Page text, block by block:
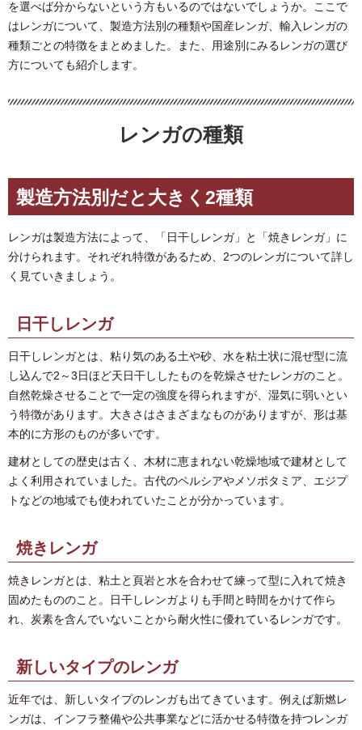
を選べば分からないという方もいるのではないでしょうか。ここで
はレンガについて、製造方法別の種類や国産レンガ、輸入レンガの
種類ごとの特徴をまとめました。また、用途別にみるレンガの選び
方についても紹介します。
レンガの種類
製造方法別だと大きく2種類
レンガは製造方法によって、「日干しレンガ」と「焼きレンガ」に
分けられます。それぞれ特徴があるため、2つのレンガについて詳し
く見ていきましょう。
日干しレンガ
日干しレンガとは、粘り気のある土や砂、水を粘土状に混ぜ型に流
し込んで2～3日ほど天日干ししたものを乾燥させたレンガのこと。
自然乾燥させることで一定の強度を得られますが、湿気に弱いとい
う特徴があります。大きさはさまざまなものがありますが、形は基
本的に方形のものが多いです。
建材としての歴史は古く、木材に恵まれない乾燥地域で建材として
よく利用されていました。古代のペルシアやメソポタミア、エジプ
トなどの地域でも使われていたことが分かっています。
焼きレンガ
焼きレンガとは、粘土と頁岩と水を合わせて練って型に入れて焼き
固めたもののこと。日干しレンガよりも手間と時間をかけて作ら
れ、炭素を含んでいないことから耐火性に優れているレンガです。
新しいタイプのレンガ
近年では、新しいタイプのレンガも出てきています。例えば新燃レ
ンガは、インフラ整備や公共事業などに活かせる特徴を持つレンガ